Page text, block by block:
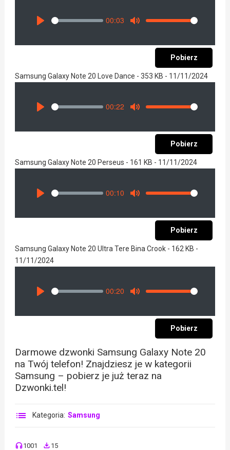
Seek
00:03
Volume
Pobierz
Samsung Galaxy Note 20 Love Dance - 353 KB - 11/11/2024
Seek
00:22
Volume
Pobierz
Samsung Galaxy Note 20 Perseus - 161 KB - 11/11/2024
Seek
00:10
Volume
Pobierz
Samsung Galaxy Note 20 Ultra Tere Bina Crook - 162 KB -
11/11/2024
Seek
00:20
Volume
Pobierz
Darmowe dzwonki Samsung Galaxy Note 20
na Twój telefon! Znajdziesz je w kategorii
Samsung – pobierz je już teraz na
Dzwonki.tel!
Kategoria: Samsung
1001 15